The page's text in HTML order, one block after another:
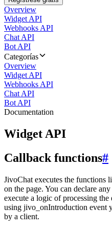
Overview
Widget API
Webhooks API
Chat API
Bot API
Categorías
Overview
Widget API
Webhooks API
Chat API
Bot API
Documentation
Widget API
Callback functions#
JivoChat executes the functions
on the page. You can declare
execute a logic of processing
using jivo_onIntroduction event
by a client.